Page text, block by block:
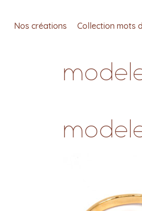
Nos créations Collection mots